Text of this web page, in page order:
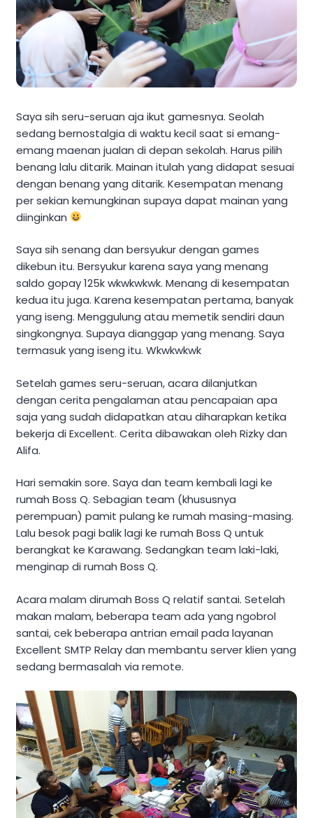
Saya sih seru-seruan aja ikut gamesnya. Seolah
sedang bernostalgia di waktu kecil saat si emang-
emang maenan jualan di depan sekolah. Harus pilih
benang lalu ditarik. Mainan itulah yang didapat sesuai
dengan benang yang ditarik. Kesempatan menang
per sekian kemungkinan supaya dapat mainan yang
diinginkan
Saya sih senang dan bersyukur dengan games
dikebun itu. Bersyukur karena saya yang menang
saldo gopay 125k wkwkwkwk. Menang di kesempatan
kedua itu juga. Karena kesempatan pertama, banyak
yang iseng. Menggulung atau memetik sendiri daun
singkongnya. Supaya dianggap yang menang. Saya
termasuk yang iseng itu. Wkwkwkwk
Setelah games seru-seruan, acara dilanjutkan
dengan cerita pengalaman atau pencapaian apa
saja yang sudah didapatkan atau diharapkan ketika
bekerja di Excellent. Cerita dibawakan oleh Rizky dan
Alifa.
Hari semakin sore. Saya dan team kembali lagi ke
rumah Boss Q. Sebagian team (khususnya
perempuan) pamit pulang ke rumah masing-masing.
Lalu besok pagi balik lagi ke rumah Boss Q untuk
berangkat ke Karawang. Sedangkan team laki-laki,
menginap di rumah Boss Q.
Acara malam dirumah Boss Q relatif santai. Setelah
makan malam, beberapa team ada yang ngobrol
santai, cek beberapa antrian email pada layanan
Excellent SMTP Relay dan membantu server klien yang
sedang bermasalah via remote.